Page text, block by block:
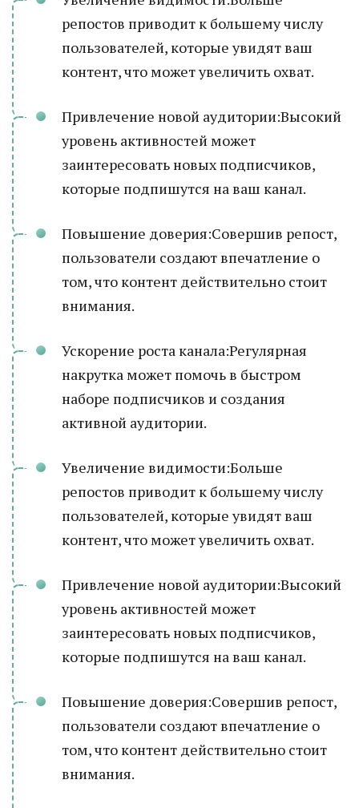
репостов приводит к большему числу
пользователей, которые увидят ваш
контент, что может увеличить охват.
Привлечение новой аудитории:Высокий
уровень активностей может
заинтересовать новых подписчиков,
которые подпишутся на ваш канал.
Повышение доверия:Совершив репост,
пользователи создают впечатление о
том, что контент действительно стоит
внимания.
Ускорение роста канала:Регулярная
накрутка может помочь в быстром
наборе подписчиков и создания
активной аудитории.
Увеличение видимости:Больше
репостов приводит к большему числу
пользователей, которые увидят ваш
контент, что может увеличить охват.
Привлечение новой аудитории:Высокий
уровень активностей может
заинтересовать новых подписчиков,
которые подпишутся на ваш канал.
Повышение доверия:Совершив репост,
пользователи создают впечатление о
том, что контент действительно стоит
внимания.